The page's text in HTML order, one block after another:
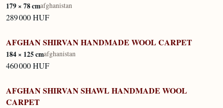
179 × 78 cmafghanistan
289 000 HUF
KÉSZLETEN
AFGHAN SHIRVAN HANDMADE WOOL CARPET
184 × 125 cmafghanistan
460 000 HUF
KÉSZLETEN
AFGHAN SHIRVAN SHAWL HANDMADE WOOL
CARPET